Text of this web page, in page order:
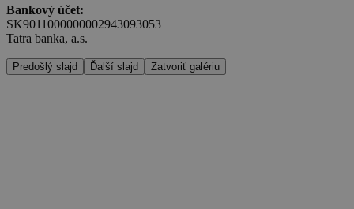
Bankový účet:
SK9011000000002943093053
Tatra banka, a.s.
Predošlý slajd Ďalší slajd Zatvoriť galériu